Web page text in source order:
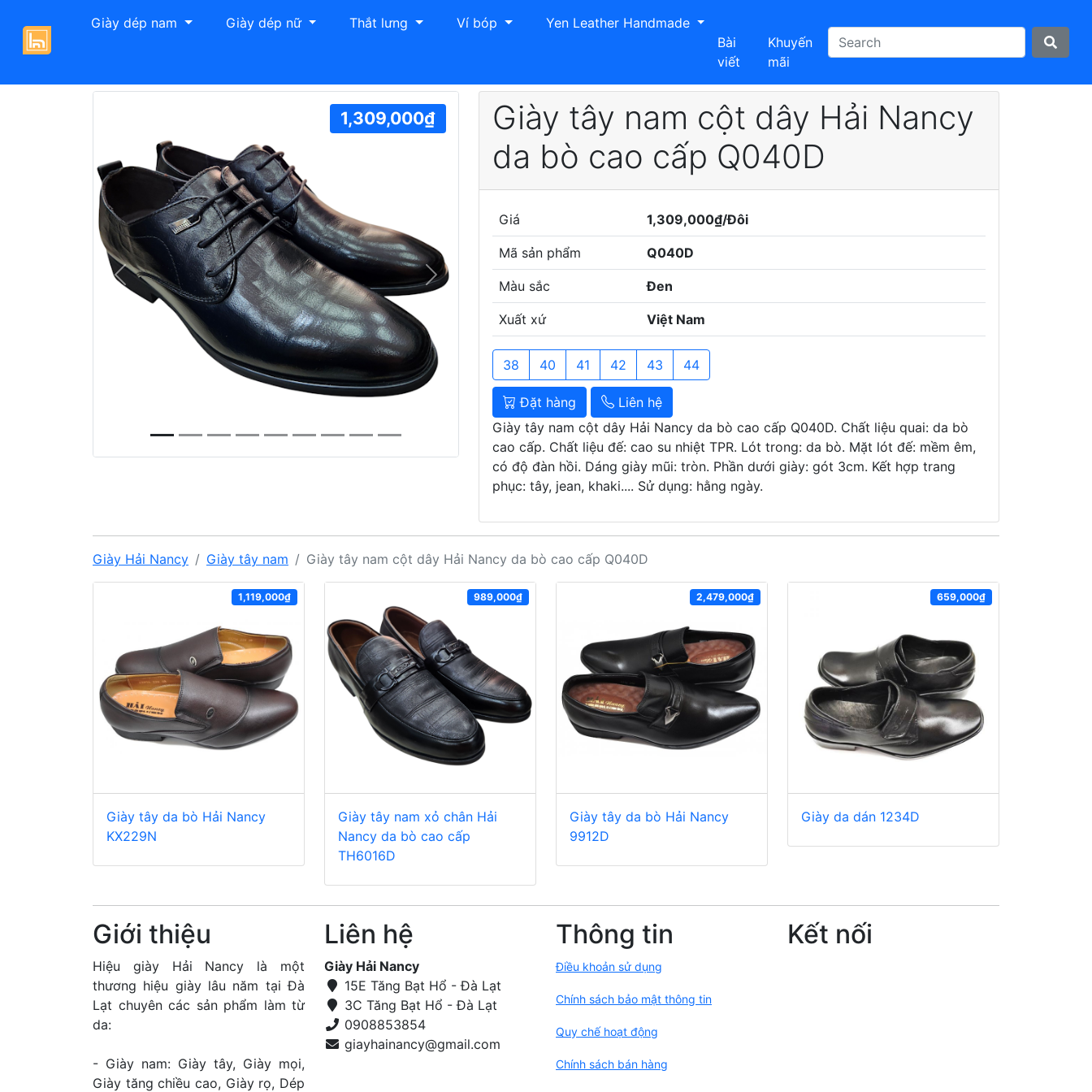
Giày dép nam Giày dép nữ Thắt lưng Ví bóp
Yen Leather Handmade
Bài
viết
Khuyến
mãi
Previous Next
1,309,000₫
Giày tây nam cột dây Hải Nancy
da bò cao cấp Q040D
Giá 1,309,000₫/Đôi
Mã sản phẩm Q040D
Màu sắc Đen
Xuất xứ Việt Nam
38 40 41 42 43 44
Đặt hàng
Liên hệ
Giày tây nam cột dây Hải Nancy da bò cao cấp Q040D. Chất liệu quai: da bò
cao cấp. Chất liệu đế: cao su nhiệt TPR. Lót trong: da bò. Mặt lót đế: mềm êm,
có độ đàn hồi. Dáng giày mũi: tròn. Phần dưới giày: gót 3cm. Kết hợp trang
phục: tây, jean, khaki.... Sử dụng: hằng ngày.
Giày Hải Nancy Giày tây nam Giày tây nam cột dây Hải Nancy da bò cao cấp Q040D
1,119,000₫
Giày tây da bò Hải Nancy
KX229N
989,000₫
Giày tây nam xỏ chân Hải
Nancy da bò cao cấp
TH6016D
2,479,000₫
Giày tây da bò Hải Nancy
9912D
659,000₫
Giày da dán 1234D
Giới thiệu
Hiệu giày Hải Nancy là một
thương hiệu giày lâu năm tại Đà
Lạt chuyên các sản phẩm làm từ
da:
- Giày nam: Giày tây, Giày mọi,
Giày tăng chiều cao, Giày rọ, Dép
Liên hệ
Giày Hải Nancy
15E Tăng Bạt Hổ - Đà Lạt
3C Tăng Bạt Hổ - Đà Lạt
0908853854
Thông tin
Điều khoản sử dụng
Chính sách bảo mật thông tin
Quy chế hoạt động
Chính sách bán hàng
Kết nối